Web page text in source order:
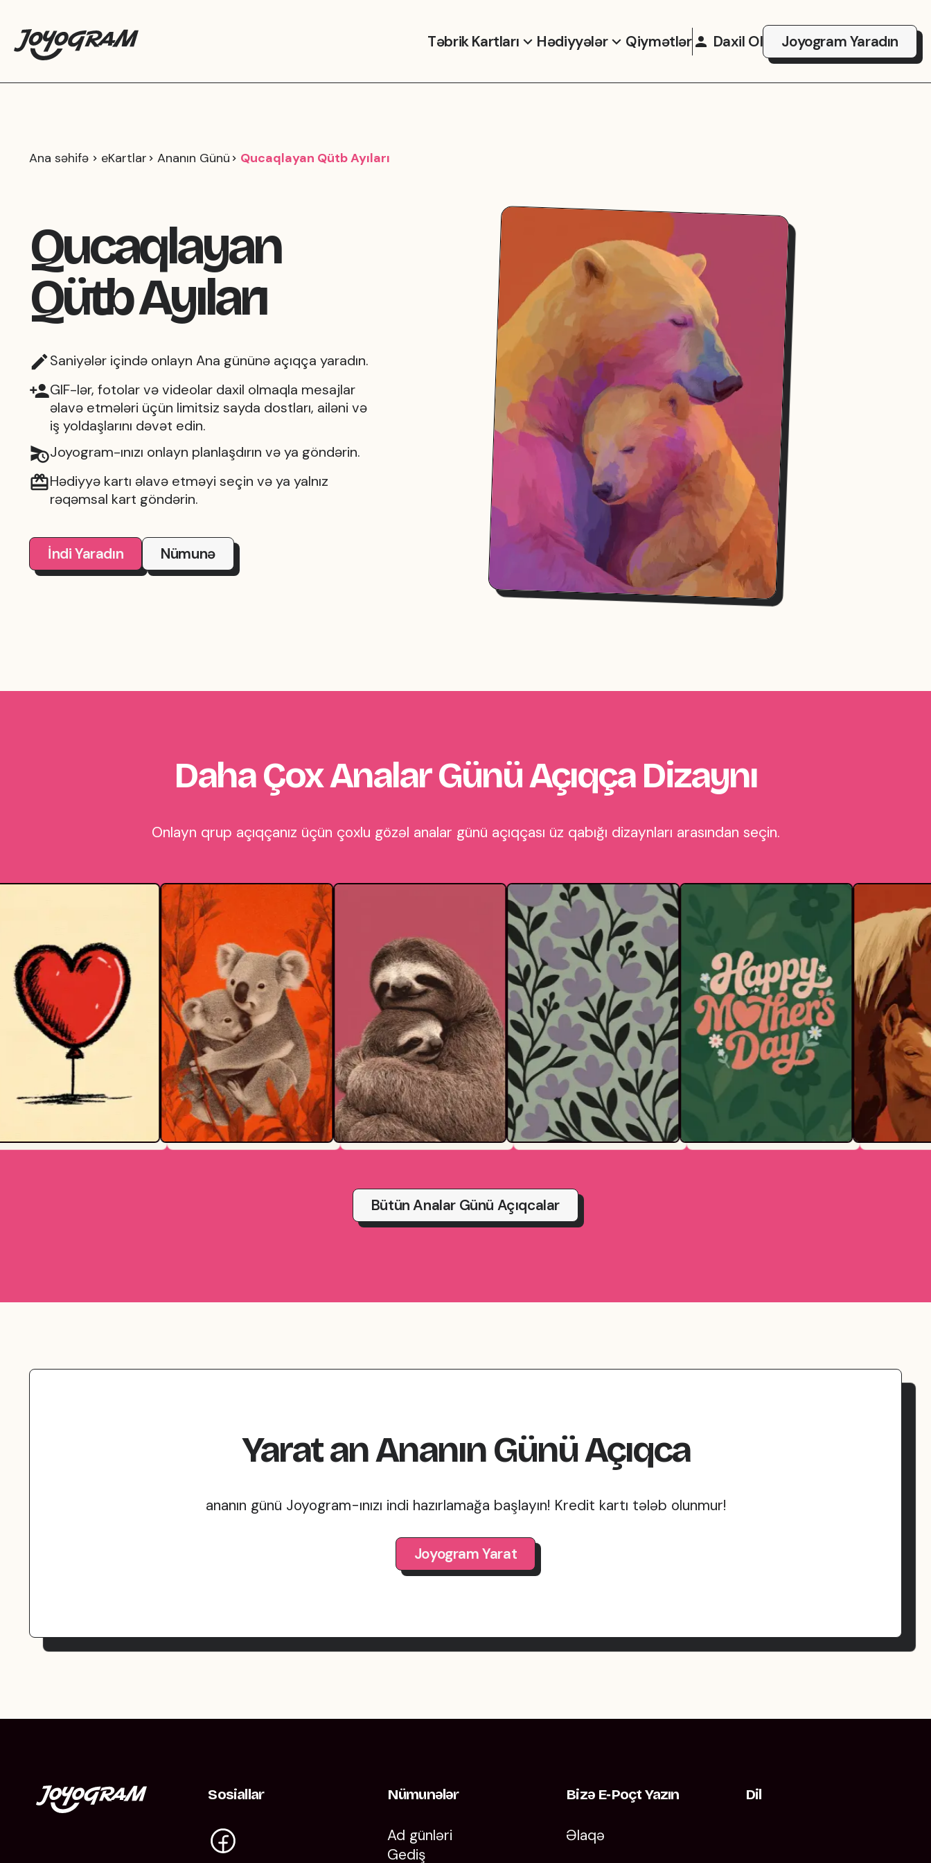
Təbrik Kartları Hədiyyələr Qiymətlər Daxil Ol Joyogram Yaradın
Ana səhifə eKartlar Ananın Günü Qucaqlayan Qütb Ayıları
Qucaqlayan
Qütb Ayıları
Saniyələr içində onlayn Ana gününə açıqça yaradın.
GIF-lər, fotolar və videolar daxil olmaqla mesajlar
əlavə etmələri üçün limitsiz sayda dostları, ailəni və
iş yoldaşlarını dəvət edin.
Joyogram-ınızı onlayn planlaşdırın və ya göndərin.
Hədiyyə kartı əlavə etməyi seçin və ya yalnız
rəqəmsal kart göndərin.
İndi Yaradın Nümunə
Daha Çox Analar Günü Açıqça Dizaynı
Onlayn qrup açıqçanız üçün çoxlu gözəl analar günü açıqçası üz qabığı dizaynları arasından seçin.
Bütün Analar Günü Açıqcalar
YaratanAnanın GünüAçıqca
ananın günü Joyogram-ınızı indi hazırlamağa başlayın! Kredit kartı tələb olunmur!
Joyogram Yarat
Sosiallar Nümunələr
Ad günləri
Gediş
Bizə E‑poçt Yazın
Əlaqə
Dil